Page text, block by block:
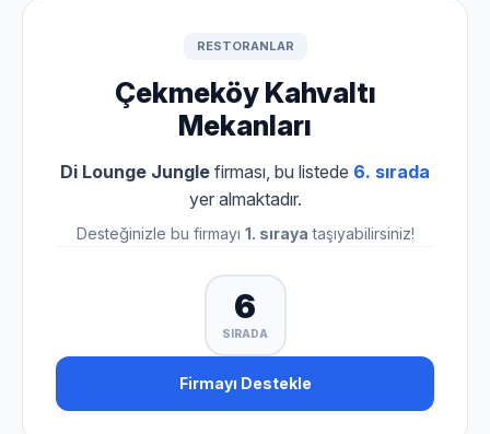
RESTORANLAR
Çekmeköy Kahvaltı
Mekanları
Di Lounge Jungle firması, bu listede 6. sırada
yer almaktadır.
Desteğinizle bu firmayı 1. sıraya taşıyabilirsiniz!
6
SIRADA
Firmayı Destekle